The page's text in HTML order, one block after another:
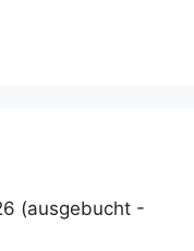
(ausgebucht -